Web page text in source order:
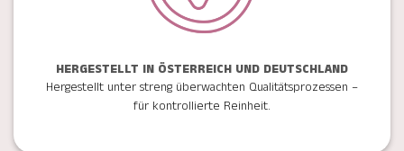
HERGESTELLT IN ÖSTERREICH UND DEUTSCHLAND
Hergestellt unter streng überwachten Qualitätsprozessen –
für kontrollierte Reinheit.